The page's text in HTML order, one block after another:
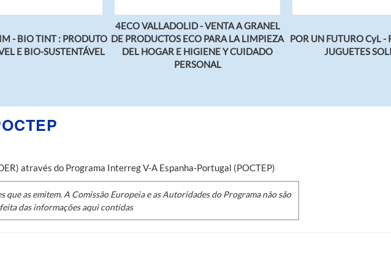
- BIO TINT : PRODUTO
E BIO-SUSTENTÁVEL
4ECO VALLADOLID - VENTA A GRANEL
DE PRODUCTOS ECO PARA LA LIMPIEZA
DEL HOGAR E HIGIENE Y CUIDADO
PERSONAL
POR UN FUTURO CyL -
JUGUETES
através do Programa Interreg V-A Espanha-Portugal (POCTEP)
as emitem. A Comissão Europeia e as Autoridades do Programa não são
das informações aqui contidas